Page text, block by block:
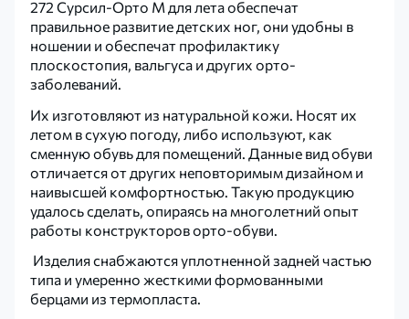
272 Сурсил-Орто М для лета обеспечат
правильное развитие детских ног, они удобны в
ношении и обеспечат профилактику
плоскостопия, вальгуса и других орто-
заболеваний.
Их изготовляют из натуральной кожи. Носят их
летом в сухую погоду, либо используют, как
сменную обувь для помещений. Данные вид обуви
отличается от других неповторимым дизайном и
наивысшей комфортностью. Такую продукцию
удалось сделать, опираясь на многолетний опыт
работы конструкторов орто-обуви.
Изделия снабжаются уплотненной задней частью
типа и умеренно жесткими формованными
берцами из термопласта.